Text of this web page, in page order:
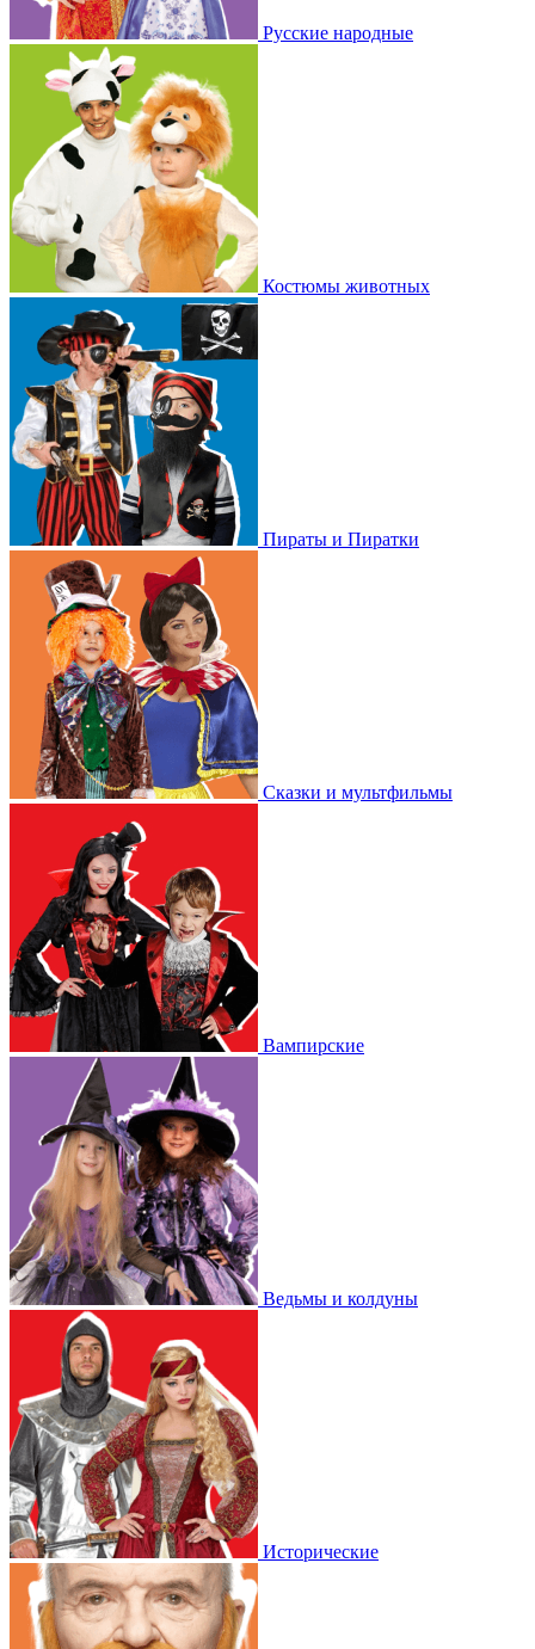
Русские народные
Костюмы животных
Пираты и Пиратки
Сказки и мультфильмы
Вампирские
Ведьмы и колдуны
Исторические